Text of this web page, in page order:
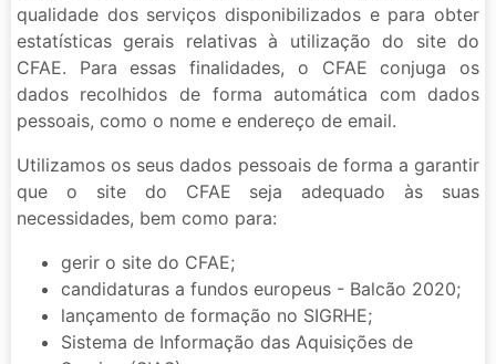
qualidade dos serviços disponibilizados e para obter
estatísticas gerais relativas à utilização do site do
CFAE. Para essas finalidades, o CFAE conjuga os
dados recolhidos de forma automática com dados
pessoais, como o nome e endereço de email.
Utilizamos os seus dados pessoais de forma a garantir
que o site do CFAE seja adequado às suas
necessidades, bem como para:
gerir o site do CFAE;
candidaturas a fundos europeus - Balcão 2020;
lançamento de formação no SIGRHE;
Sistema de Informação das Aquisições de